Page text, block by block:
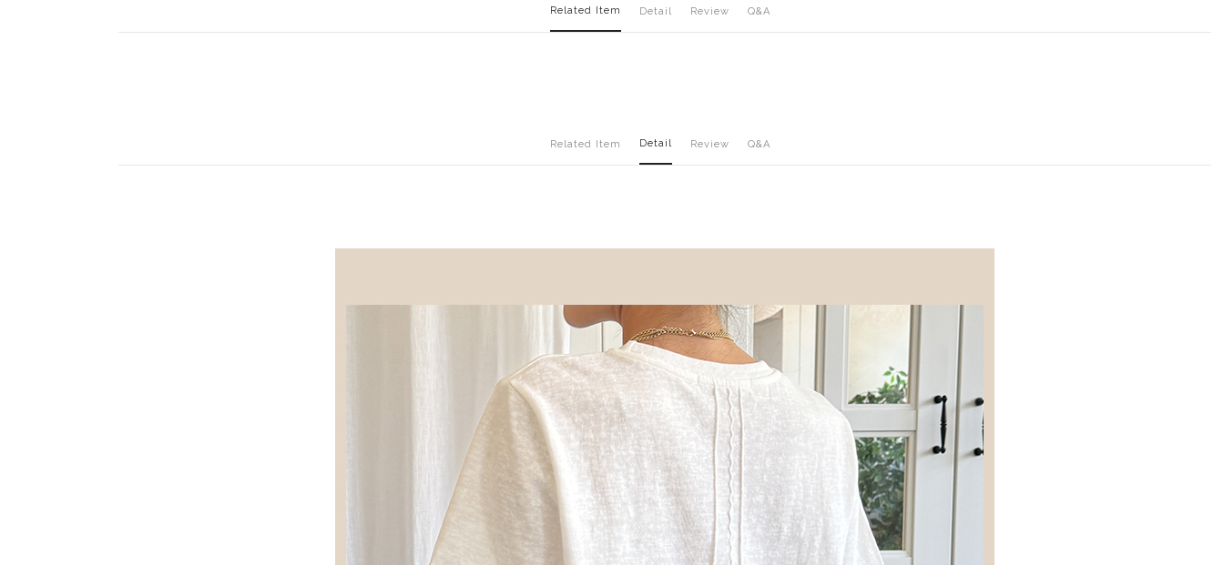
Related Item Detail Review Q&A
Related Item Detail Review Q&A